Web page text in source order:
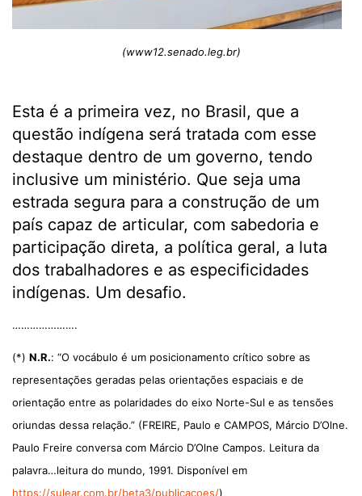
(www12.senado.leg.br)
Esta é a primeira vez, no Brasil, que a
questão indígena será tratada com esse
destaque dentro de um governo, tendo
inclusive um ministério. Que seja uma
estrada segura para a construção de um
país capaz de articular, com sabedoria e
participação direta, a política geral, a luta
dos trabalhadores e as especificidades
indígenas. Um desafio.
………………….
(*) N.R.: “O vocábulo é um posicionamento crítico sobre as
representações geradas pelas orientações espaciais e de
orientação entre as polaridades do eixo Norte-Sul e as tensões
oriundas dessa relação.” (FREIRE, Paulo e CAMPOS, Márcio D’Olne.
Paulo Freire conversa com Márcio D’Olne Campos. Leitura da
palavra…leitura do mundo, 1991. Disponível em
https://sulear.com.br/beta3/publicacoes/)